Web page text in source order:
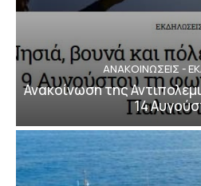
ΑΝΑΚΟΙΝΩΣΕΙΣ -
Ανακοίνωση της
14